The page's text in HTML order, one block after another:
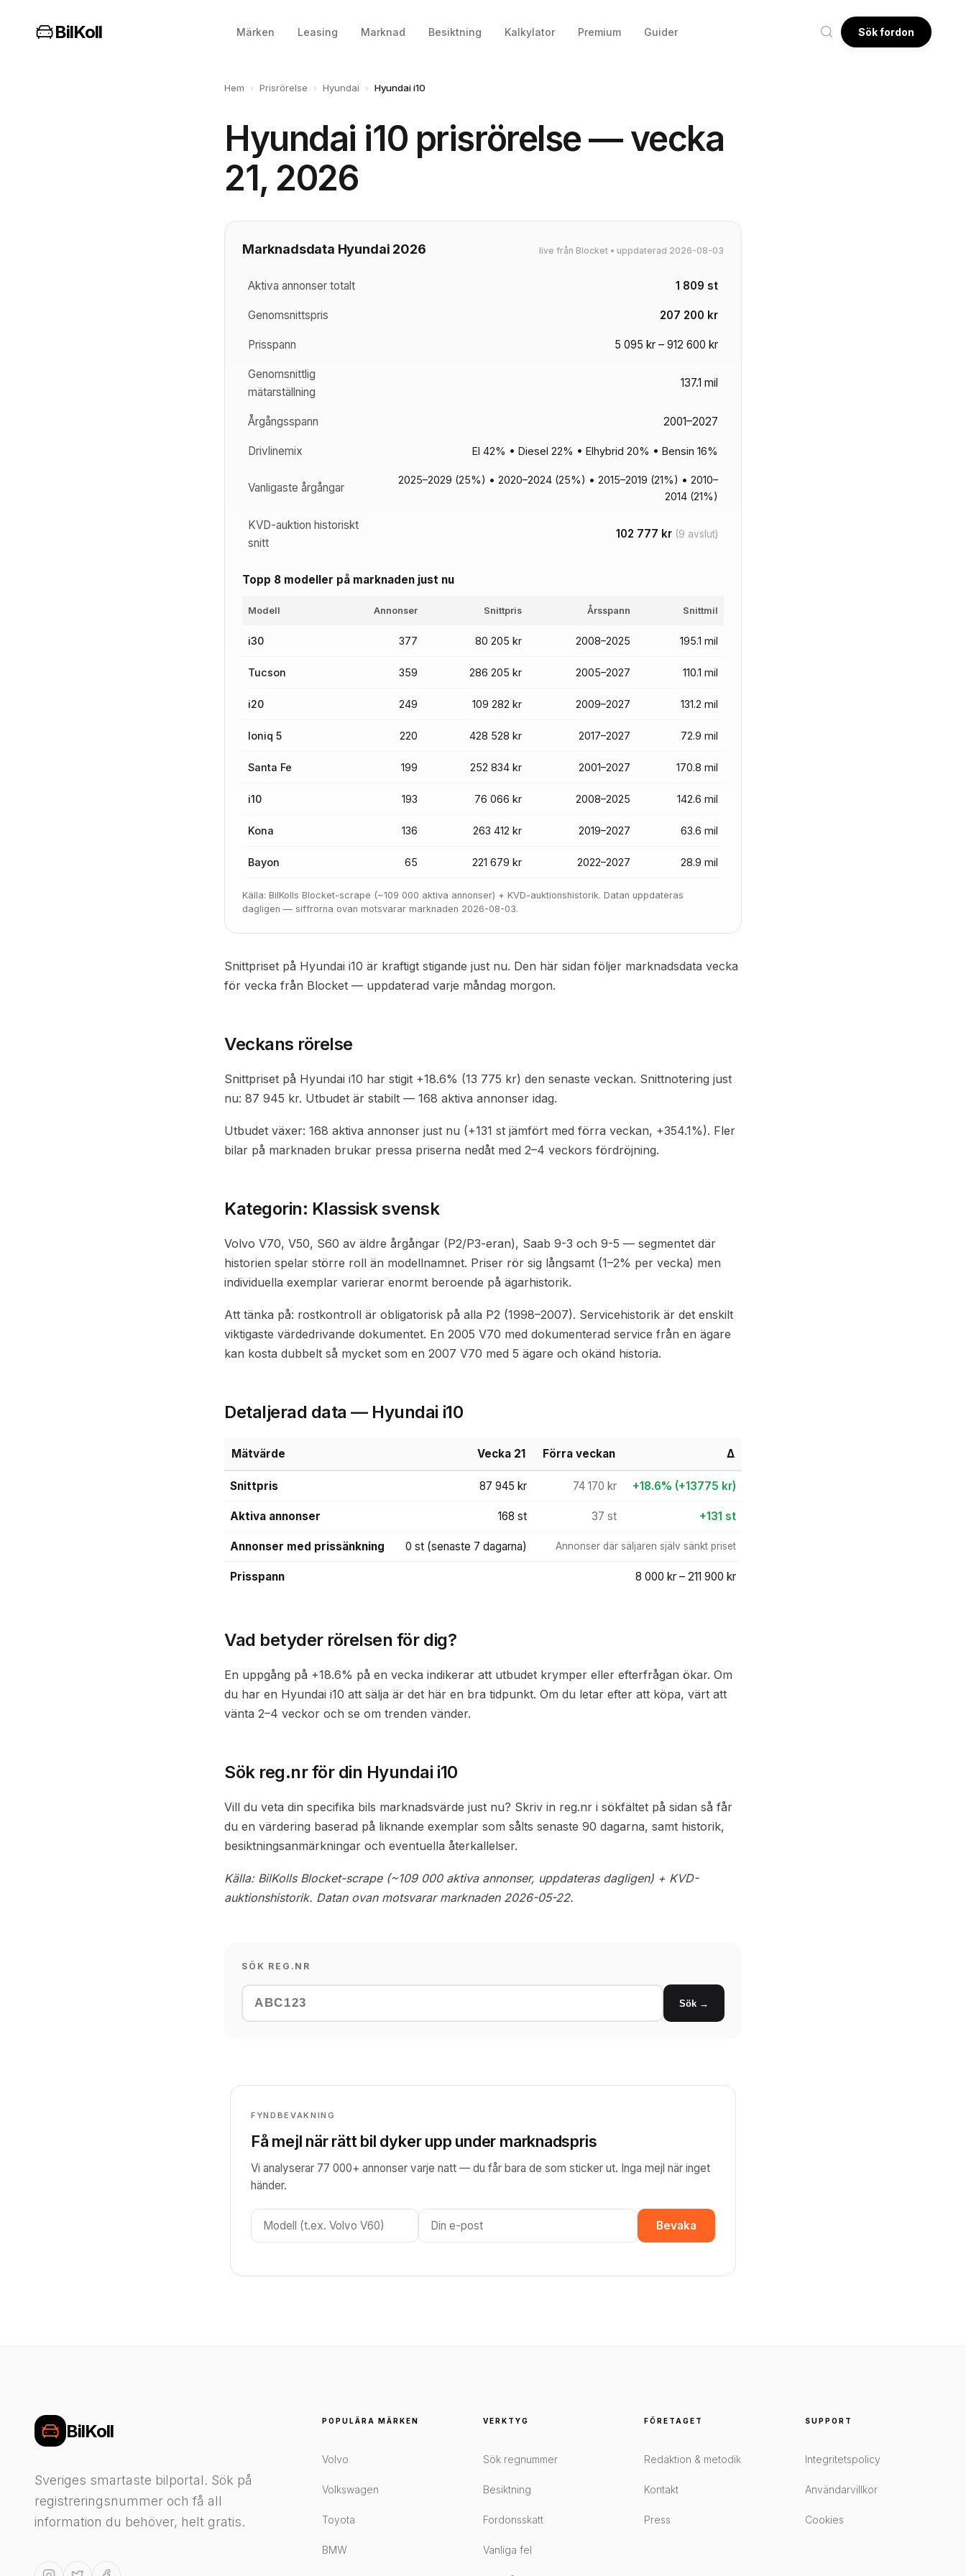
BilKoll Märken Leasing Marknad Besiktning Kalkylator Premium Guider Sök fordon
Hem › Prisrörelse › Hyundai › Hyundai i10
Hyundai i10 prisrörelse — vecka
21, 2026
Marknadsdata Hyundai 2026 live från Blocket • uppdaterad 2026-08-03
Aktiva annonser totalt 1 809 st
Genomsnittspris 207 200 kr
Prisspann 5 095 kr – 912 600 kr
Genomsnittlig
mätarställning
137.1 mil
Årgångsspann 2001–2027
Drivlinemix El 42% • Diesel 22% • Elhybrid 20% • Bensin 16%
Vanligaste årgångar
2025–2029 (25%) • 2020–2024 (25%) • 2015–2019 (21%) • 2010–
2014 (21%)
KVD-auktion historiskt
snitt
102 777 kr (9 avslut)
Topp 8 modeller på marknaden just nu
Modell Annonser Snittpris Årsspann Snittmil
i30 377 80 205 kr 2008–2025 195.1 mil
Tucson 359 286 205 kr 2005–2027 110.1 mil
i20 249 109 282 kr 2009–2027 131.2 mil
Ioniq 5 220 428 528 kr 2017–2027 72.9 mil
Santa Fe 199 252 834 kr 2001–2027 170.8 mil
i10 193 76 066 kr 2008–2025 142.6 mil
Kona 136 263 412 kr 2019–2027 63.6 mil
Bayon 65 221 679 kr 2022–2027 28.9 mil
Källa: BilKolls Blocket-scrape (~109 000 aktiva annonser) + KVD-auktionshistorik. Datan uppdateras
dagligen — siffrorna ovan motsvarar marknaden 2026-08-03.
Snittpriset på Hyundai i10 är kraftigt stigande just nu. Den här sidan följer marknadsdata vecka
för vecka från Blocket — uppdaterad varje måndag morgon.
Veckans rörelse
Snittpriset på Hyundai i10 har stigit +18.6% (13 775 kr) den senaste veckan. Snittnotering just
nu: 87 945 kr. Utbudet är stabilt — 168 aktiva annonser idag.
Utbudet växer: 168 aktiva annonser just nu (+131 st jämfört med förra veckan, +354.1%). Fler
bilar på marknaden brukar pressa priserna nedåt med 2–4 veckors fördröjning.
Kategorin: Klassisk svensk
Volvo V70, V50, S60 av äldre årgångar (P2/P3-eran), Saab 9-3 och 9-5 — segmentet där
historien spelar större roll än modellnamnet. Priser rör sig långsamt (1–2% per vecka) men
individuella exemplar varierar enormt beroende på ägarhistorik.
Att tänka på: rostkontroll är obligatorisk på alla P2 (1998–2007). Servicehistorik är det enskilt
viktigaste värdedrivande dokumentet. En 2005 V70 med dokumenterad service från en ägare
kan kosta dubbelt så mycket som en 2007 V70 med 5 ägare och okänd historia.
Detaljerad data — Hyundai i10
Mätvärde Vecka 21 Förra veckan Δ
Snittpris 87 945 kr 74 170 kr +18.6% (+13775 kr)
Aktiva annonser 168 st 37 st +131 st
Annonser med prissänkning 0 st (senaste 7 dagarna) Annonser där säljaren själv sänkt priset
Prisspann 8 000 kr – 211 900 kr
Vad betyder rörelsen för dig?
En uppgång på +18.6% på en vecka indikerar att utbudet krymper eller efterfrågan ökar. Om
du har en Hyundai i10 att sälja är det här en bra tidpunkt. Om du letar efter att köpa, värt att
vänta 2–4 veckor och se om trenden vänder.
Sök reg.nr för din Hyundai i10
Vill du veta din specifika bils marknadsvärde just nu? Skriv in reg.nr i sökfältet på sidan så får
du en värdering baserad på liknande exemplar som sålts senaste 90 dagarna, samt historik,
besiktningsanmärkningar och eventuella återkallelser.
Källa: BilKolls Blocket-scrape (~109 000 aktiva annonser, uppdateras dagligen) + KVD-
auktionshistorik. Datan ovan motsvarar marknaden 2026-05-22.
SÖK REG.NR
Sök →
FYNDBEVAKNING
Få mejl när rätt bil dyker upp under marknadspris
Vi analyserar 77 000+ annonser varje natt — du får bara de som sticker ut. Inga mejl när inget
händer.
Bevaka
BilKoll
Sveriges smartaste bilportal. Sök på
registreringsnummer och få all
information du behöver, helt gratis.
POPULÄRA MÄRKEN
Volvo
Volkswagen
Toyota
BMW
VERKTYG
Sök regnummer
Besiktning
Fordonsskatt
Vanliga fel
FÖRETAGET
Redaktion & metodik
Kontakt
Press
SUPPORT
Integritetspolicy
Användarvillkor
Cookies